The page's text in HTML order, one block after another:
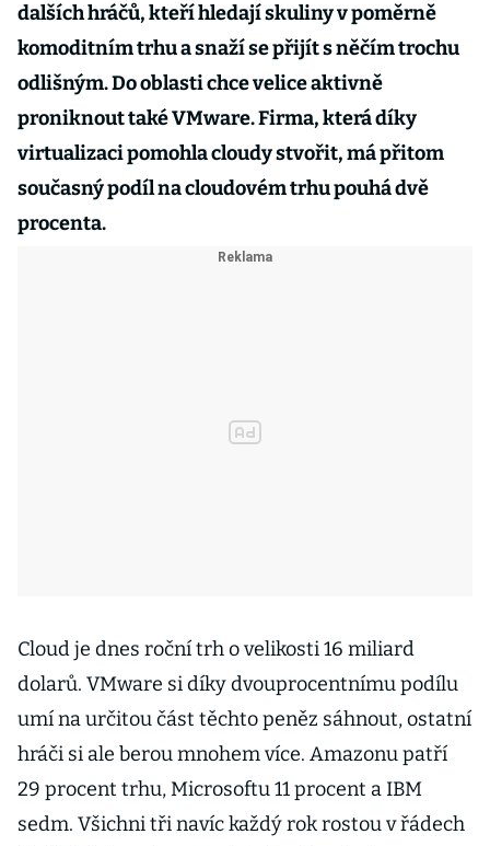
dalších hráčů, kteří hledají skuliny v poměrně
komoditním trhu a snaží se přijít s něčím trochu
odlišným. Do oblasti chce velice aktivně
proniknout také VMware. Firma, která díky
virtualizaci pomohla cloudy stvořit, má přitom
současný podíl na cloudovém trhu pouhá dvě
procenta.
Cloud je dnes roční trh o velikosti 16 miliard
dolarů. VMware si díky dvouprocentnímu podílu
umí na určitou část těchto peněz sáhnout, ostatní
hráči si ale berou mnohem více. Amazonu patří
29 procent trhu, Microsoftu 11 procent a IBM
sedm. Všichni tři navíc každý rok rostou v řádech